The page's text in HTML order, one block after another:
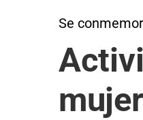
Se
mujer